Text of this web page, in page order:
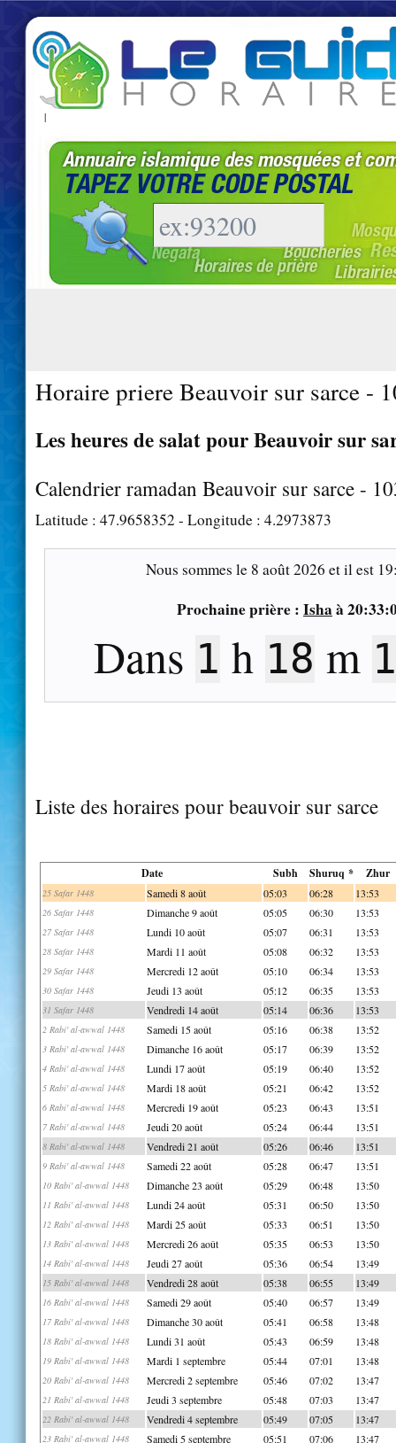
|
Horaire priere Beauvoir sur sarce -
Les heures de salat pour Beauvoir sur
Calendrier ramadan Beauvoir sur sarce -
Latitude : 47.9658352 - Longitude : 4.2973873
Nous sommes le 8 août 2026 et il est
Prochaine prière : Isha à
Dans 1 h 18 m
Liste des horaires pour beauvoir sur sarce
Date Subh Shuruq * Zhur
25 Safar 1448 Samedi 8 août 05:03 06:28 13:53
26 Safar 1448 Dimanche 9 août 05:05 06:30 13:53
27 Safar 1448 Lundi 10 août 05:07 06:31 13:53
28 Safar 1448 Mardi 11 août 05:08 06:32 13:53
29 Safar 1448 Mercredi 12 août 05:10 06:34 13:53
30 Safar 1448 Jeudi 13 août 05:12 06:35 13:53
31 Safar 1448 Vendredi 14 août 05:14 06:36 13:53
2 Rabi' al-awwal 1448 Samedi 15 août 05:16 06:38 13:52
3 Rabi' al-awwal 1448 Dimanche 16 août 05:17 06:39 13:52
4 Rabi' al-awwal 1448 Lundi 17 août 05:19 06:40 13:52
5 Rabi' al-awwal 1448 Mardi 18 août 05:21 06:42 13:52
6 Rabi' al-awwal 1448 Mercredi 19 août 05:23 06:43 13:51
7 Rabi' al-awwal 1448 Jeudi 20 août 05:24 06:44 13:51
8 Rabi' al-awwal 1448 Vendredi 21 août 05:26 06:46 13:51
9 Rabi' al-awwal 1448 Samedi 22 août 05:28 06:47 13:51
10 Rabi' al-awwal 1448 Dimanche 23 août 05:29 06:48 13:50
11 Rabi' al-awwal 1448 Lundi 24 août 05:31 06:50 13:50
12 Rabi' al-awwal 1448 Mardi 25 août 05:33 06:51 13:50
13 Rabi' al-awwal 1448 Mercredi 26 août 05:35 06:53 13:50
14 Rabi' al-awwal 1448 Jeudi 27 août 05:36 06:54 13:49
15 Rabi' al-awwal 1448 Vendredi 28 août 05:38 06:55 13:49
16 Rabi' al-awwal 1448 Samedi 29 août 05:40 06:57 13:49
17 Rabi' al-awwal 1448 Dimanche 30 août 05:41 06:58 13:48
18 Rabi' al-awwal 1448 Lundi 31 août 05:43 06:59 13:48
19 Rabi' al-awwal 1448 Mardi 1 septembre 05:44 07:01 13:48
20 Rabi' al-awwal 1448 Mercredi 2 septembre 05:46 07:02 13:47
21 Rabi' al-awwal 1448 Jeudi 3 septembre 05:48 07:03 13:47
22 Rabi' al-awwal 1448 Vendredi 4 septembre 05:49 07:05 13:47
23 Rabi' al-awwal 1448 Samedi 5 septembre 05:51 07:06 13:47